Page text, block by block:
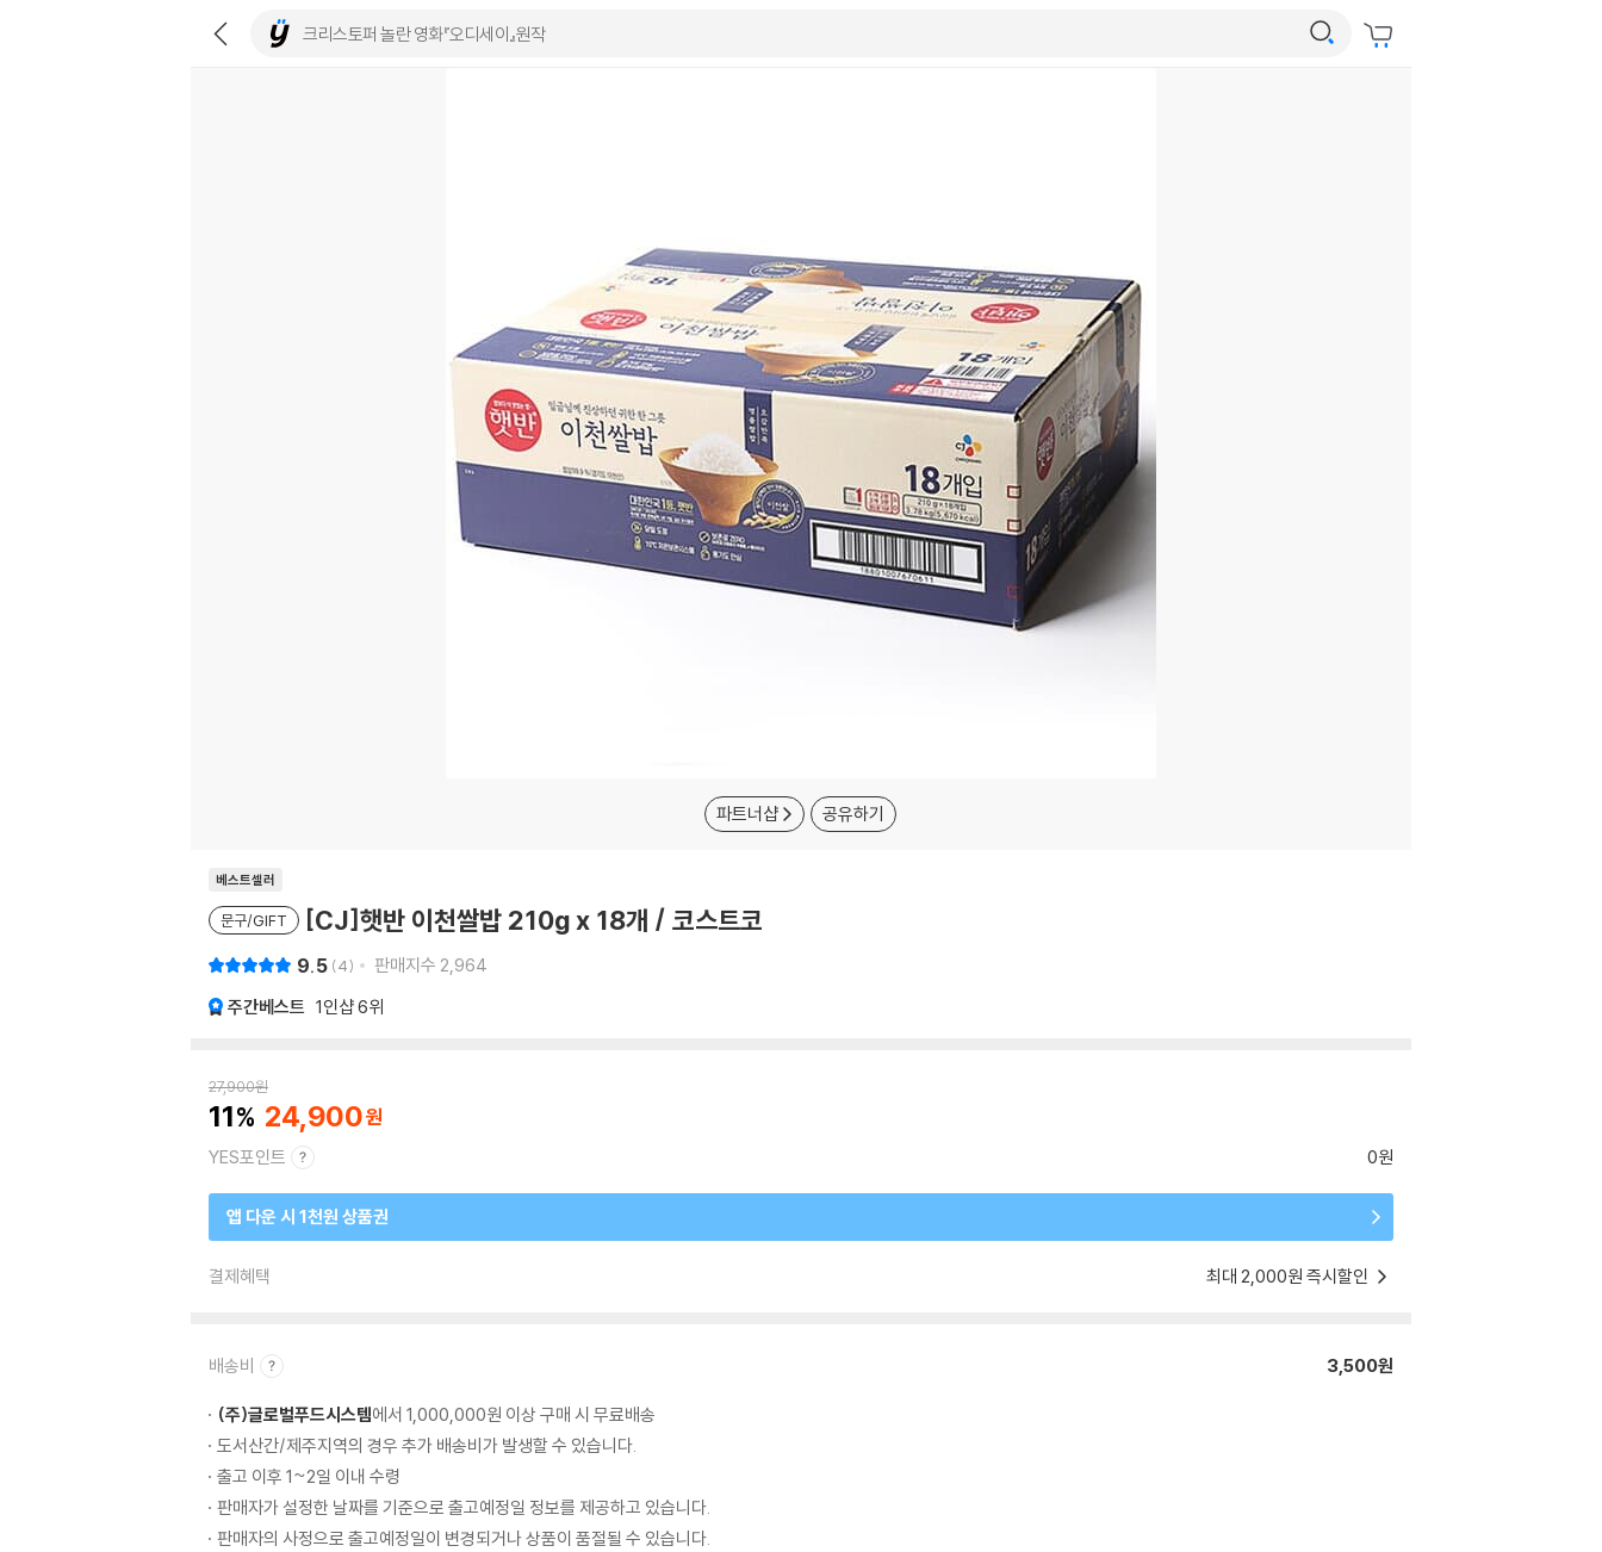
파트너샵 공유하기
베스트셀러
문구/GIFT [CJ]햇반 이천쌀밥 210g x 18개 / 코스트코
9.5 4 판매지수 2,964
주간베스트 1인샵6위
27,900원
11 24,900
YES포인트 0원
앱 다운 시 1천원 상품권
결제혜택 최대 2,000원 즉시할인
배송비 3,500원
(주)글로벌푸드시스템에서 1,000,000원 이상 구매 시 무료배송
도서산간/제주지역의 경우 추가 배송비가 발생할 수 있습니다.
출고 이후 1~2일 이내 수령
판매자가 설정한 날짜를 기준으로 출고예정일 정보를 제공하고 있습니다.
판매자의 사정으로 출고예정일이 변경되거나 상품이 품절될 수 있습니다.